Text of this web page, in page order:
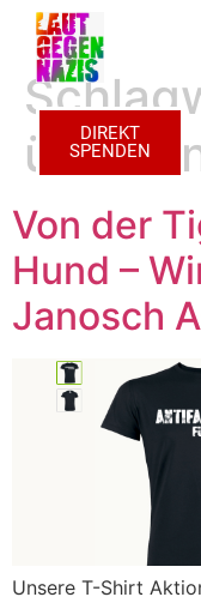
DIREKT
SPENDEN
Von der
Hund –
Janosch
Unsere T-Shirt